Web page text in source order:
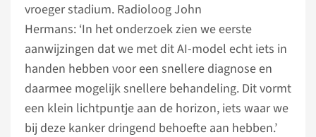
vroeger stadium. Radioloog John
Hermans: ‘In het onderzoek zien we eerste
aanwijzingen dat we met dit AI-model echt iets in
handen hebben voor een snellere diagnose en
daarmee mogelijk snellere behandeling. Dit vormt
een klein lichtpuntje aan de horizon, iets waar we
bij deze kanker dringend behoefte aan hebben.’